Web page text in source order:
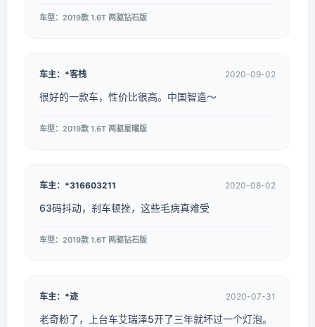
车型：2019款 1.6T 两驱钻石版
车主：*客栈 2020-09-02
很好的一款车，性价比很高。中国智造～
车型：2019款 1.6T 两驱星曜版
车主：*316603211 2020-08-02
63码抖动，刹车顿挫，这些毛病真难受
车型：2019款 1.6T 两驱钻石版
车主：*迹 2020-07-31
老奇粉了，上台车艾瑞泽5开了三年就坏过一个灯泡。